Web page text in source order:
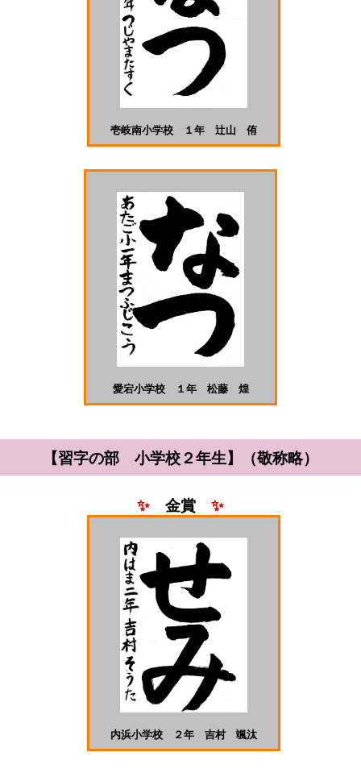
壱岐南小学校 １年 辻󠄀山 侑
愛宕小学校 １年 松藤 煌
【習字の部 小学校２年生】（敬称略）
✨ 金賞 ✨
内浜小学校 ２年 吉村 颯汰